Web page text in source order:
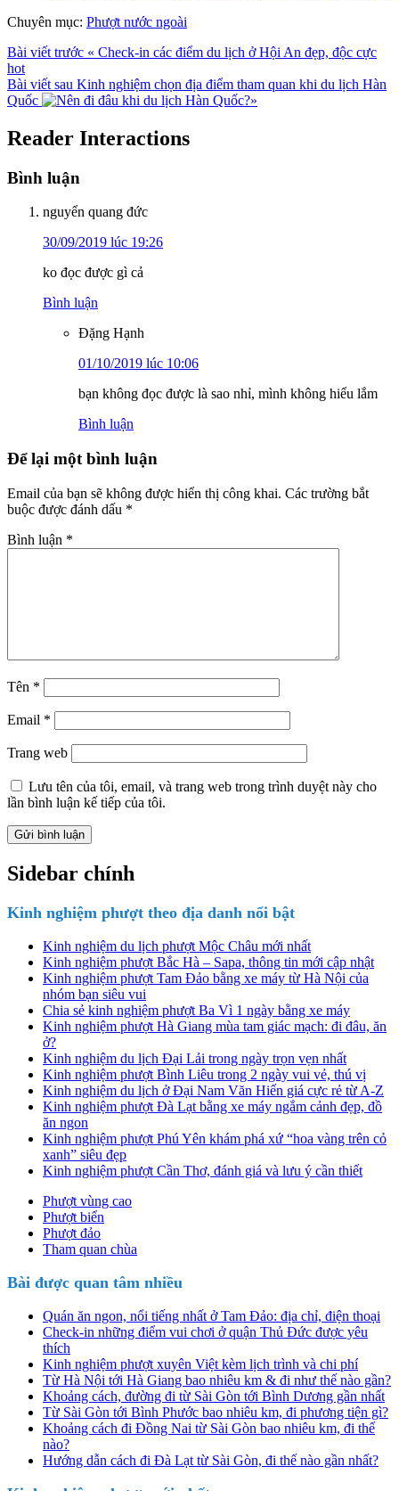
Chuyên mục: Phượt nước ngoài
Bài viết trước « Check-in các điểm du lịch ở Hội An đẹp, độc cực
hot
Bài viết sau Kinh nghiệm chọn địa điểm tham quan khi du lịch Hàn
Quốc
»
Reader Interactions
Bình luận
nguyển quang đức
30/09/2019 lúc 19:26
ko đọc được gì cả
Bình luận
Đặng Hạnh
01/10/2019 lúc 10:06
bạn không đọc được là sao nhỉ, mình không hiểu lắm
Bình luận
Để lại một bình luận
Email của bạn sẽ không được hiển thị công khai. Các trường bắt
buộc được đánh dấu *
Bình luận *
Tên *
Email *
Trang web
Lưu tên của tôi, email, và trang web trong trình duyệt này cho
lần bình luận kế tiếp của tôi.
Sidebar chính
Kinh nghiệm phượt theo địa danh nổi bật
Kinh nghiệm du lịch phượt Mộc Châu mới nhất
Kinh nghiệm phượt Bắc Hà – Sapa, thông tin mới cập nhật
Kinh nghiệm phượt Tam Đảo bằng xe máy từ Hà Nội của
nhóm bạn siêu vui
Chia sẻ kinh nghiệm phượt Ba Vì 1 ngày bằng xe máy
Kinh nghiệm phượt Hà Giang mùa tam giác mạch: đi đâu, ăn
ở?
Kinh nghiệm du lịch Đại Lải trong ngày trọn vẹn nhất
Kinh nghiệm phượt Bình Liêu trong 2 ngày vui vẻ, thú vị
Kinh nghiệm du lịch ở Đại Nam Văn Hiến giá cực rẻ từ A-Z
Kinh nghiệm phượt Đà Lạt bằng xe máy ngắm cảnh đẹp, đồ
ăn ngon
Kinh nghiệm phượt Phú Yên khám phá xứ “hoa vàng trên cỏ
xanh” siêu đẹp
Kinh nghiệm phượt Cần Thơ, đánh giá và lưu ý cần thiết
Phượt vùng cao
Phượt biển
Phượt đảo
Tham quan chùa
Bài được quan tâm nhiều
Quán ăn ngon, nổi tiếng nhất ở Tam Đảo: địa chỉ, điện thoại
Check-in những điểm vui chơi ở quận Thủ Đức được yêu
thích
Kinh nghiệm phượt xuyên Việt kèm lịch trình và chi phí
Từ Hà Nội tới Hà Giang bao nhiêu km & đi như thế nào gần?
Khoảng cách, đường đi từ Sài Gòn tới Bình Dương gần nhất
Từ Sài Gòn tới Bình Phước bao nhiêu km, đi phương tiện gì?
Khoảng cách đi Đồng Nai từ Sài Gòn bao nhiêu km, đi thế
nào?
Hướng dẫn cách đi Đà Lạt từ Sài Gòn, đi thế nào gần nhất?